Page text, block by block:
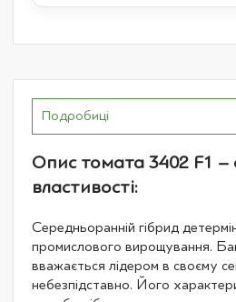
Подробиці
Опис томата 3402 F1 –
властивості:
Середньоранній гібрид
промислового вирощування.
вважається лідером в своєму
небезпідставно. Його